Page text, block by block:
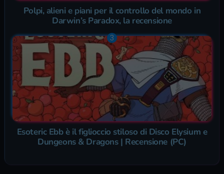
Polpi, alieni e piani per il controllo del mondo in
Darwin’s Paradox, la recensione
Esoteric Ebb è il figlioccio stiloso di Disco Elysium e
Dungeons & Dragons | Recensione (PC)